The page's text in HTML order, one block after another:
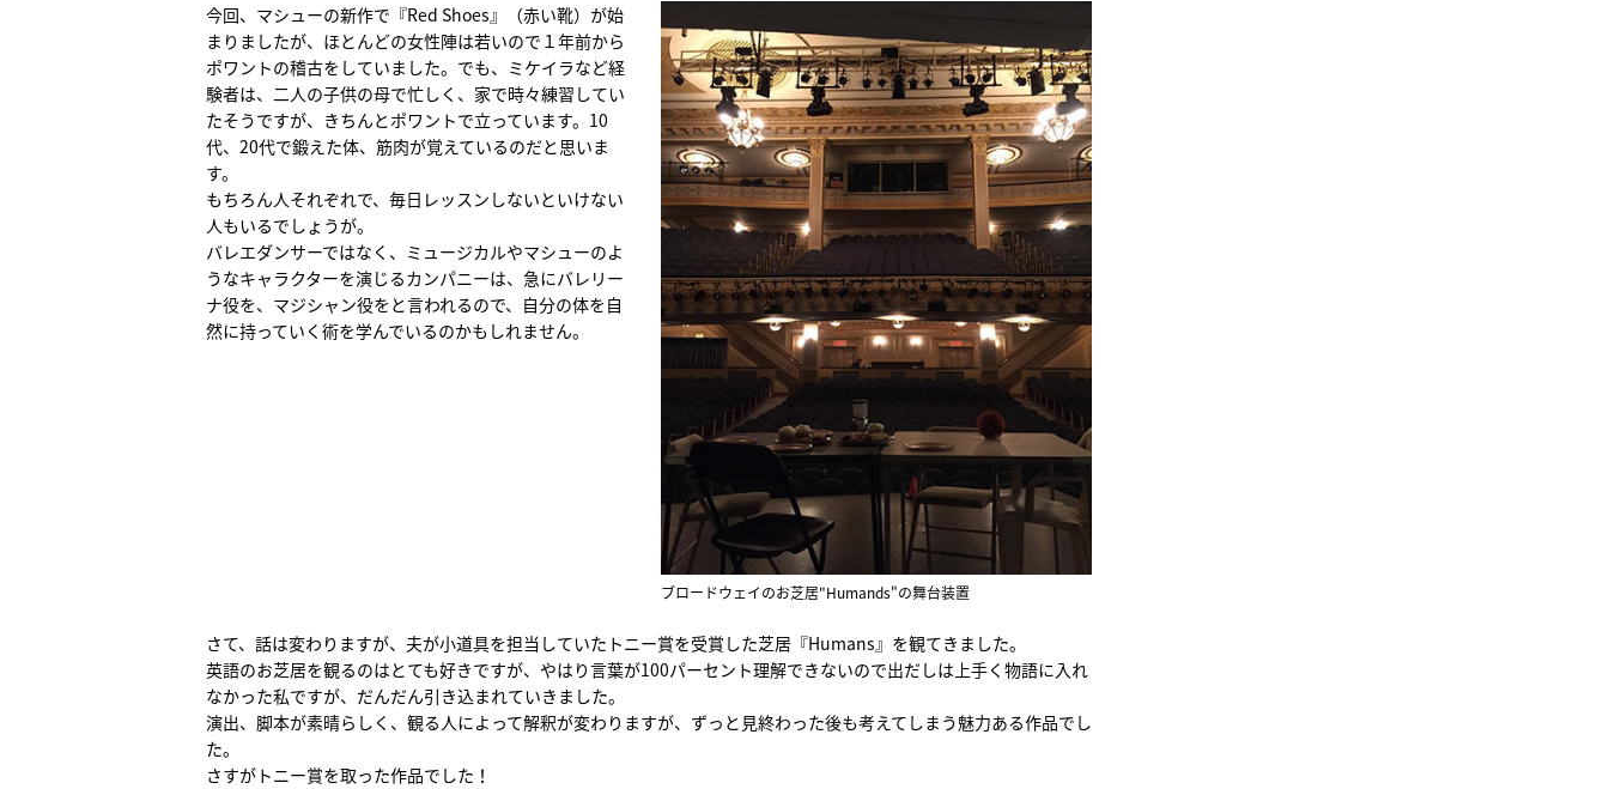
今回、マシューの新作で『Red Shoes』（赤い靴）が始
まりましたが、ほとんどの女性陣は若いので１年前から
ポワントの稽古をしていました。でも、ミケイラなど経
験者は、二人の子供の母で忙しく、家で時々練習してい
たそうですが、きちんとポワントで立っています。10
代、20代で鍛えた体、筋肉が覚えているのだと思いま
す。
もちろん人それぞれで、毎日レッスンしないといけない
人もいるでしょうが。
バレエダンサーではなく、ミュージカルやマシューのよ
うなキャラクターを演じるカンパニーは、急にバレリー
ナ役を、マジシャン役をと言われるので、自分の体を自
然に持っていく術を学んでいるのかもしれません。
ブロードウェイのお芝居"Humands"の舞台装置
さて、話は変わりますが、夫が小道具を担当していたトニー賞を受賞した芝居『Humans』を観てきました。
英語のお芝居を観るのはとても好きですが、やはり言葉が100パーセント理解できないので出だしは上手く物語に入れ
なかった私ですが、だんだん引き込まれていきました。
演出、脚本が素晴らしく、観る人によって解釈が変わりますが、ずっと見終わった後も考えてしまう魅力ある作品でし
た。
さすがトニー賞を取った作品でした！